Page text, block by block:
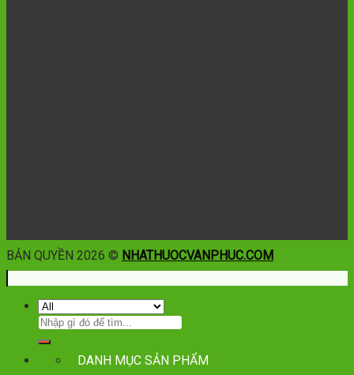
BẢN QUYỀN 2026 © NHATHUOCVANPHUC.COM
DANH MỤC SẢN PHẨM